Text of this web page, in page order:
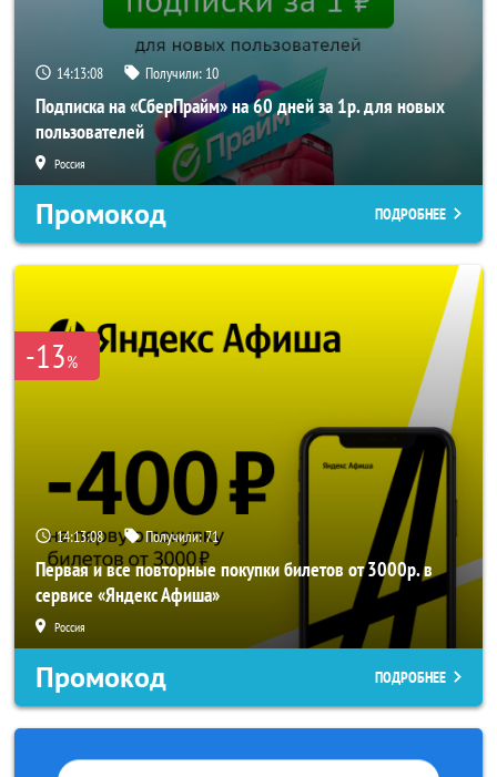
14:13:07 Получили: 10
Подписка на «СберПрайм» на 60 дней за 1р. для новых
пользователей
Россия
Промокод ПОДРОБНЕЕ
-13%
14:13:07 Получили:71
Первая и все повторные покупки билетов от 3000р. в
сервисе «Яндекс Афиша»
Россия
Промокод ПОДРОБНЕЕ